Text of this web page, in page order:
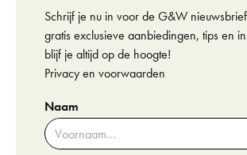
Schrijf je nu in voor de G&W
gratis exclusieve aanbiedingen, tips en
blijf je altijd op de hoogte!
Privacy en voorwaarden
Naam